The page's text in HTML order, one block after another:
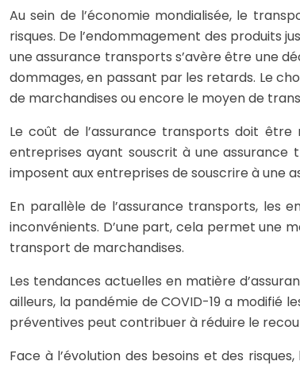
Au sein de l’économie mondialisée, le
risques. De l’endommagement des produits
une assurance transports s’avère être une
dommages, en passant par les retards. Le
de marchandises ou encore le moyen de
Le coût de l’assurance transports doit
entreprises ayant souscrit à une
imposent aux entreprises de souscrire à une
En parallèle de l’assurance transports, les
inconvénients. D’une part, cela permet une
transport de marchandises.
Les tendances actuelles en matière
ailleurs, la pandémie de COVID-19 a modifié
préventives peut contribuer à réduire le
Face à l’évolution des besoins et des